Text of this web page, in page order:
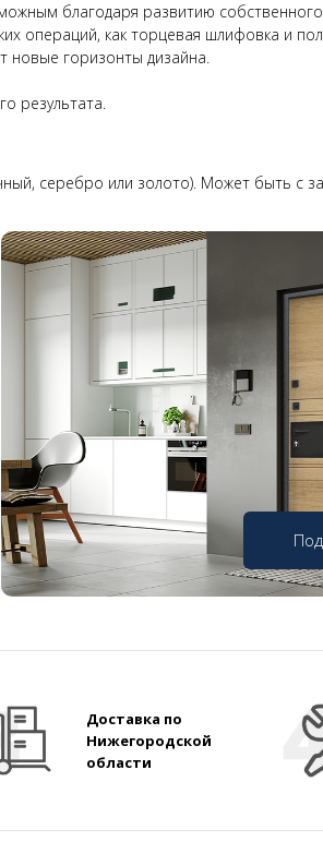
благодаря развитию
операций, как торцевая шлифовка и
новые горизонты дизайна.
результата.
серебро или золото). Может быть с
Доставка по
Нижегородской
области